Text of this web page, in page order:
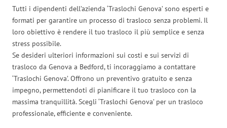
Tutti i dipendenti dell’azienda ‘Traslochi Genova’ sono esperti e
formati per garantire un processo di trasloco senza problemi. Il
loro obiettivo è rendere il tuo trasloco il più semplice e senza
stress possibile.
Se desideri ulteriori informazioni sui costi e sui servizi di
trasloco da Genova a Bedford, ti incoraggiamo a contattare
‘Traslochi Genova’. Offrono un preventivo gratuito e senza
impegno, permettendoti di pianificare il tuo trasloco con la
massima tranquillità. Scegli ‘Traslochi Genova’ per un trasloco
professionale, efficiente e conveniente.